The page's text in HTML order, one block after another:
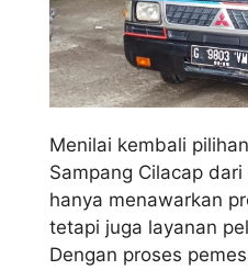
Menilai kembali
Sampang Cilacap
hanya menawarkan
tetapi juga layanan
Dengan proses